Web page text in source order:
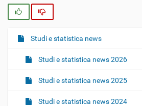
N
g
Studi e statistica news
Studi e statistica news 2026
Studi e statistica news 2025
Studi e statistica news 2024